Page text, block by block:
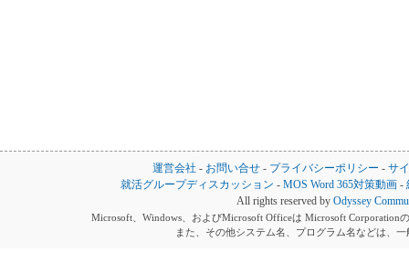
運営会社 - お問い合せ - プライバシーポリシー - サ
就活グループディスカッション -MOS Word 365対策動画 -
All rights reserved by Odyssey
Microsoft、Windows、およびMicrosoft Officeは Microsoft Corporation
また、その他システム名、プログラム名などは、